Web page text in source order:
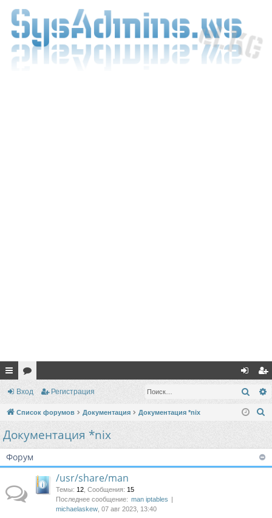
с
ы
ор хо
д
ег
ис
ия
Вход Регистрация
Список форумов Документация Документация *nix
к
Документация *nix
Форум
/usr/share/man
Темы: 12 Сообщения: 15
Последнее сообщение: man iptables
michaelaskew , 07 авг 2023, 13:40